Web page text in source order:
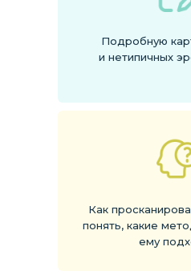
Как
понять, какие
ему
Подробную
и нетипичных